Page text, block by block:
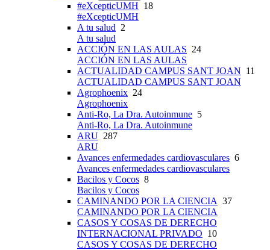
#eXcepticUMH 18
#eXcepticUMH
A tu salud 2
A tu salud
ACCIÓN EN LAS AULAS 24
ACCIÓN EN LAS AULAS
ACTUALIDAD CAMPUS SANT JOAN 11
ACTUALIDAD CAMPUS SANT JOAN
Agrophoenix 24
Agrophoenix
Anti-Ro, La Dra. Autoinmune 5
Anti-Ro, La Dra. Autoinmune
ARU 287
ARU
Avances enfermedades cardiovasculares 6
Avances enfermedades cardiovasculares
Bacilos y Cocos 8
Bacilos y Cocos
CAMINANDO POR LA CIENCIA 37
CAMINANDO POR LA CIENCIA
CASOS Y COSAS DE DERECHO
INTERNACIONAL PRIVADO 10
CASOS Y COSAS DE DERECHO